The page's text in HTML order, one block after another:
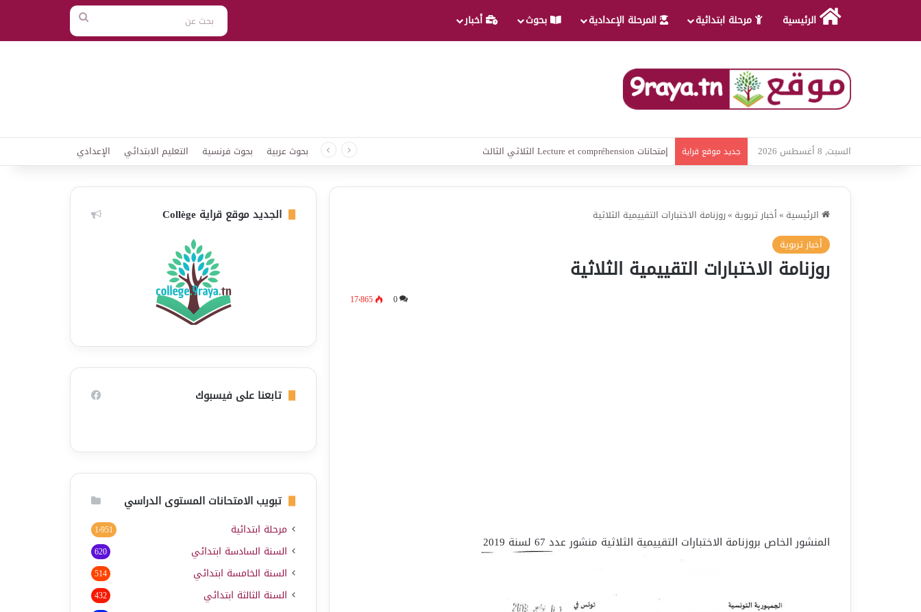
الرئيسية مرحلة ابتدائية المرحلة الإعدادية بحوث أخبار
بحث
عن
السبت, 8 أغسطس 2026 جديد موقع قراية امتحانات قواعد لغة الثلاثي الثالث بحوث عربية بحوث فرنسية التعليم الابتدائي الإعدادي
الرئيسية »أخبار تربوية »روزنامة الاختبارات التقييمية الثلاثية
أخبار تربوية
روزنامة الاختبارات التقييمية الثلاثية
0 17٬865
المنشور الخاص بروزنامة الاختبارات التقييمية الثلاثية منشور عدد 67 لسنة 2019
الجديد موقع قراية Collège
تابعنا على فيسبوك
تبويب الامتحانات المستوى الدراسي
مرحلة ابتدائية 1٬951
السنة السادسة ابتدائي 620
السنة الخامسة ابتدائي 514
السنة الثالثة ابتدائي 432